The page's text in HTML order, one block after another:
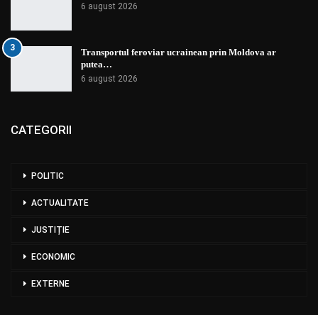
6 august 2026
3
Transportul feroviar ucrainean prin Moldova ar
putea…
6 august 2026
CATEGORII
POLITIC
ACTUALITATE
JUSTIȚIE
ECONOMIC
EXTERNE